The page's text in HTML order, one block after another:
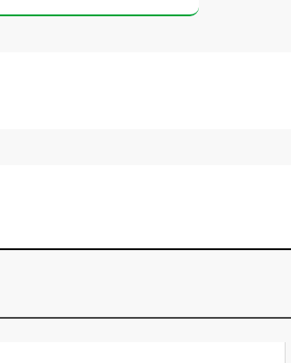
(2003 - 2004)